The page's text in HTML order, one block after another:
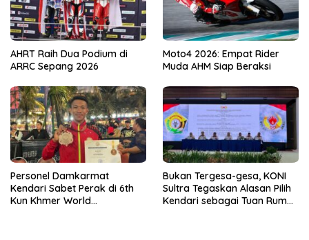
AHRT Raih Dua Podium di
ARRC Sepang 2026
Moto4 2026: Empat Rider
Muda AHM Siap Beraksi
Personel Damkarmat
Kendari Sabet Perak di 6th
Kun Khmer World
Bukan Tergesa-gesa, KONI
Sultra Tegaskan Alasan Pilih
Kendari sebagai Tuan Rumah